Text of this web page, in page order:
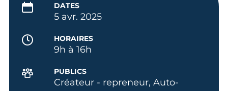
DATES
5 avr. 2025
HORAIRES
9h à 16h
PUBLICS
Créateur - repreneur, Auto-